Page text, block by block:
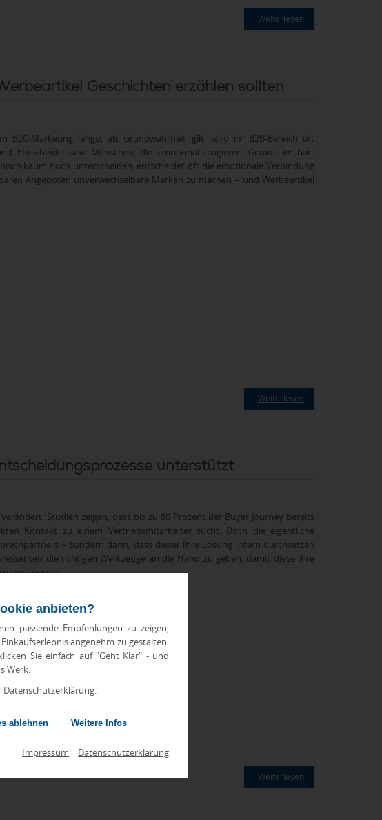
anbieten?
passende Empfehlungen zu zeigen,
angenehm zu gestalten.
Sie einfach auf "Geht Klar" - und
Werk.
Datenschutzerklärung.
ablehnen Weitere Infos
Impressum Datenschutzerklärung
Weiterlesen
Geschichten erzählen sollten
B2C-Marketing längst als Grundwahrheit gilt, wird im B2B-Bereich oft
Entscheider sind Menschen, die emotional reagieren. Gerade im hart
kaum noch unterscheiden, entscheidet oft die emotionale Verbindung
Angeboten unverwechselbare Marken zu machen – und Werbeartikel
Weiterlesen
unterstützt
Studien zeigen, dass bis zu 80 Prozent der Buyer Journey bereits
Kontakt zu einem Vertriebsmitarbeiter sucht. Doch die eigentliche
– sondern darin, dass dieser Ihre Lösung intern durchsetzen
die richtigen Werkzeuge an die Hand zu geben, damit diese Ihre
können.
Weiterlesen